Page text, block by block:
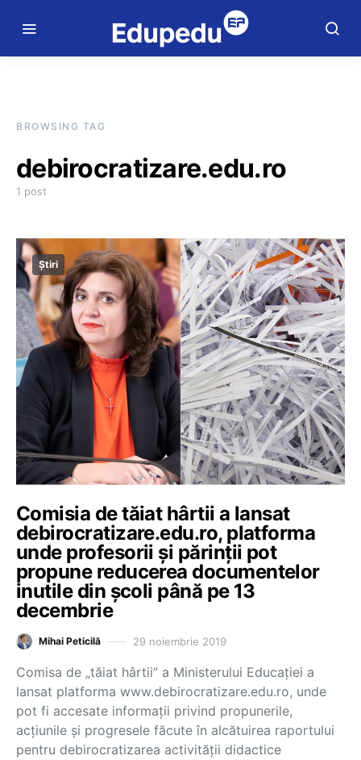
BROWSING TAG
debirocratizare.edu.ro
1 post
Știri
Comisia de tăiat hârtii a lansat
debirocratizare.edu.ro, platforma
unde profesorii şi părinţii pot
propune reducerea documentelor
inutile din şcoli până pe 13
decembrie
Mihai Peticilă 29 noiembrie 2019
Comisa de „tăiat hârtii” a Ministerului Educaţiei a
lansat platforma www.debirocratizare.edu.ro, unde
pot fi accesate informaţii privind propunerile,
acţiunile şi progresele făcute în alcătuirea raportului
pentru debirocratizarea activităţii didactice